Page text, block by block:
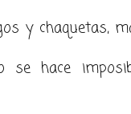
y chaquetas,
hace